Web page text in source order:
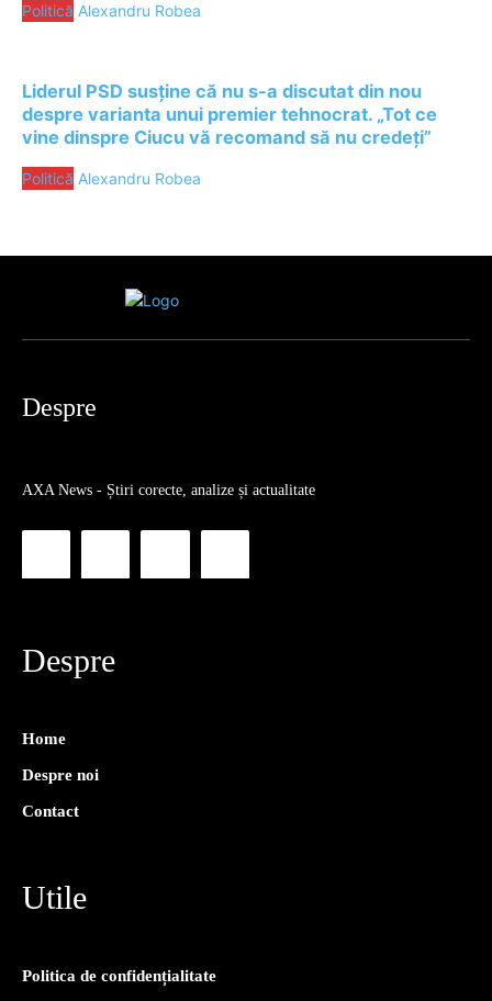
Politică Alexandru Robea
Liderul PSD susține că nu s-a discutat din nou
despre varianta unui premier tehnocrat. „Tot ce
vine dinspre Ciucu vă recomand să nu credeți”
Politică Alexandru Robea
Despre
AXA News - Știri corecte, analize și actualitate
Despre
Home
Despre noi
Contact
Utile
Politica de confidențialitate